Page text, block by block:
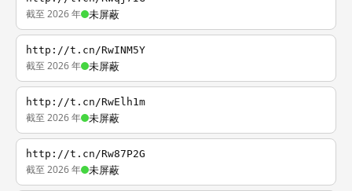
截至 2026 年 未屏蔽
http://t.cn/RwINM5Y
截至 2026 年 未屏蔽
http://t.cn/RwElh1m
截至 2026 年 未屏蔽
http://t.cn/Rw87P2G
截至 2026 年 未屏蔽